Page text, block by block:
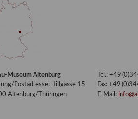
Museum Altenburg
Postadresse: Hillgasse 15
Altenburg/Thüringen
Tel.: +49
Fax: +49
E-Mail: